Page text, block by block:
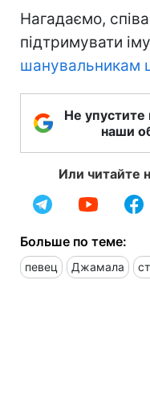
Нагадаємо,
підтримувати
шанувальникам
Не
наши
Или читайте
Больше по теме:
певец Джамала